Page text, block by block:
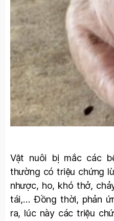
Vật nuôi bị mắc các
thường có triệu chứng
nhược, ho, khó thở,
tái,… Đồng thời, phản
ra, lúc này các triệu